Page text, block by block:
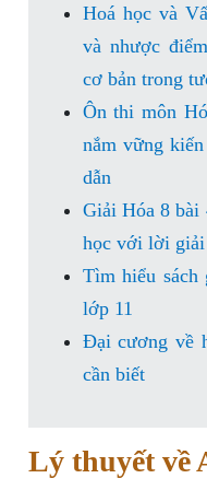
Hoá học và
và nhược
cơ bản trong
Ôn thi môn
nắm vững
dẫn
Giải Hóa 8 bài
học với lời
Tìm hiểu sách
lớp 11
Đại cương về
cần biết
Lý thuyết về